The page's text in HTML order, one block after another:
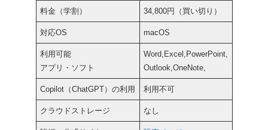
料金（学割） 34,800円（買い切り）
対応OS macOS
利用可能
アプリ・ソフト
Word,Excel,PowerPoint,
Outlook,OneNote,
Copilot（ChatGPT）の利用 利用不可
クラウドストレージ なし